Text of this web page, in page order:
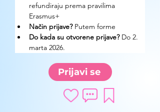
refundiraju prema pravilima
Erasmus+
Način prijave? Putem forme
Do kada su otvorene prijave? Do 2.
marta 2026.
Prijavi se